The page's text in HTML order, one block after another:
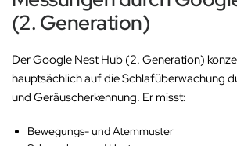
(2. Generation)
Der Google Nest Hub (2. Generation)
hauptsächlich auf die Schlafüberwachung
und Geräuscherkennung. Er misst:
Bewegungs- und Atemmuster